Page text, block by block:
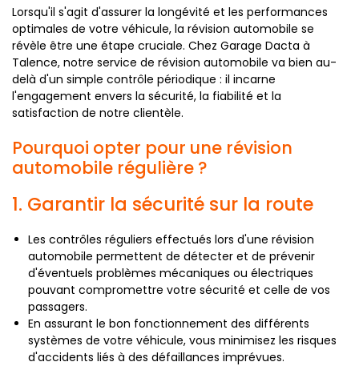
Lorsqu'il s'agit d'assurer la longévité et les performances
optimales de votre véhicule, la révision automobile se
révèle être une étape cruciale. Chez Garage Dacta à
Talence, notre service de révision automobile va bien au-
delà d'un simple contrôle périodique : il incarne
l'engagement envers la sécurité, la fiabilité et la
satisfaction de notre clientèle.
Pourquoi opter pour une révision
automobile régulière ?
1. Garantir la sécurité sur la route
Les contrôles réguliers effectués lors d'une révision
automobile permettent de détecter et de prévenir
d'éventuels problèmes mécaniques ou électriques
pouvant compromettre votre sécurité et celle de vos
passagers.
En assurant le bon fonctionnement des différents
systèmes de votre véhicule, vous minimisez les risques
d'accidents liés à des défaillances imprévues.